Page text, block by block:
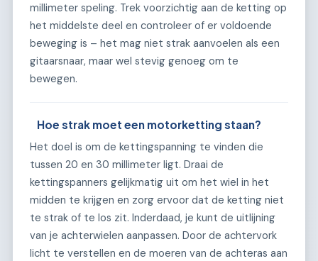
millimeter speling. Trek voorzichtig aan de ketting op
het middelste deel en controleer of er voldoende
beweging is – het mag niet strak aanvoelen als een
gitaarsnaar, maar wel stevig genoeg om te
bewegen.
Hoe strak moet een motorketting staan?
Het doel is om de kettingspanning te vinden die
tussen 20 en 30 millimeter ligt. Draai de
kettingspanners gelijkmatig uit om het wiel in het
midden te krijgen en zorg ervoor dat de ketting niet
te strak of te los zit. Inderdaad, je kunt de uitlijning
van je achterwielen aanpassen. Door de achtervork
licht te verstellen en de moeren van de achteras aan